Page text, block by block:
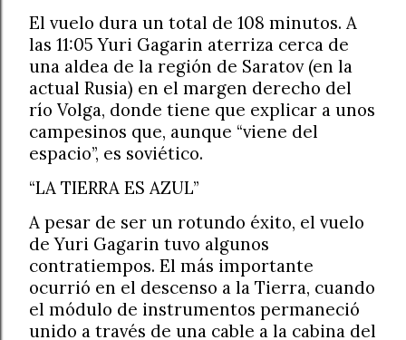
El vuelo dura un total de 108 minutos. A
las 11:05 Yuri Gagarin aterriza cerca de
una aldea de la región de Saratov (en la
actual Rusia) en el margen derecho del
río Volga, donde tiene que explicar a unos
campesinos que, aunque “viene del
espacio”, es soviético.
“LA TIERRA ES AZUL”
A pesar de ser un rotundo éxito, el vuelo
de Yuri Gagarin tuvo algunos
contratiempos. El más importante
ocurrió en el descenso a la Tierra, cuando
el módulo de instrumentos permaneció
unido a través de una cable a la cabina del